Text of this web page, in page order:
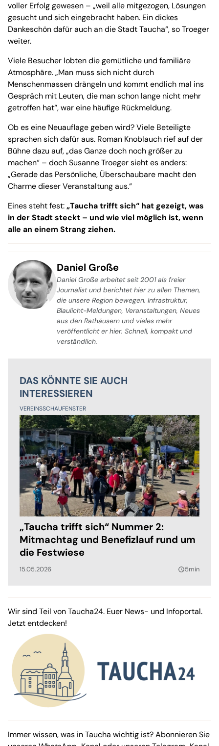
voller Erfolg gewesen – „weil alle mitgezogen, Lösungen
gesucht und sich eingebracht haben. Ein dickes
Dankeschön dafür auch an die Stadt Taucha“, so Troeger
weiter.
Viele Besucher lobten die gemütliche und familiäre
Atmosphäre. „Man muss sich nicht durch
Menschenmassen drängeln und kommt endlich mal ins
Gespräch mit Leuten, die man schon lange nicht mehr
getroffen hat“, war eine häufige Rückmeldung.
Ob es eine Neuauflage geben wird? Viele Beteiligte
sprachen sich dafür aus. Roman Knoblauch rief auf der
Bühne dazu auf, „das Ganze doch noch größer zu
machen“ – doch Susanne Troeger sieht es anders:
„Gerade das Persönliche, Überschaubare macht den
Charme dieser Veranstaltung aus.“
Eines steht fest:„Taucha trifft sich“ hat gezeigt, was
in der Stadt steckt – und wie viel möglich ist, wenn
alle an einem Strang ziehen.
Daniel Große
Daniel Große arbeitet seit 2001 als freier
Journalist und berichtet hier zu allen Themen,
die unsere Region bewegen. Infrastruktur,
Blaulicht-Meldungen, Veranstaltungen, Neues
aus den Rathäusern und vieles mehr
veröffentlicht er hier. Schnell, kompakt und
verständlich.
DAS KÖNNTE SIE AUCH
INTERESSIEREN
VEREINSSCHAUFENSTER
„Taucha trifft sich“ Nummer 2:
Mitmachtag und Benefizlauf rund um
die Festwiese
15.05.2026 query_builder5min
Wir sind Teil von Taucha24. Euer News- und Infoportal.
Jetzt entdecken!
Immer wissen, was in Taucha wichtig ist? Abonnieren Sie